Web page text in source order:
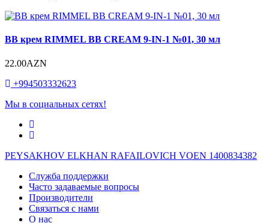
ВВ крем RIMMEL BB CREAM 9-IN-1 №01, 30 мл
22.00AZN
+994503332623
Мы в социальных сетях!
PEYSAKHOV ELKHAN RAFAILOVICH VOEN 1400834382
Служба поддержки
Часто задаваемые вопросы
Производители
Связаться с нами
О нас